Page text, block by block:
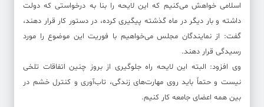
اسلامی خواهش می‌کنیم که این لایحه را بنا به درخواستی که دولت
داشته و بار دیگر در ماه گذشته پیگیری کرده، در دستور کار قرار دهند،
گفت: از نمایندگان مجلس می‌خواهیم با فوریت این موضوع را مورد
رسیدگی قرار دهند.
وی افزود: البته این لایحه راه جلوگیری از بروز چنین اتفاقات تلخی
نیست و حتماً باید روی مهارت‌های زندگی، تاب‌آوری و کنترل خشم در
بین همه اعضای جامعه کار کنیم.